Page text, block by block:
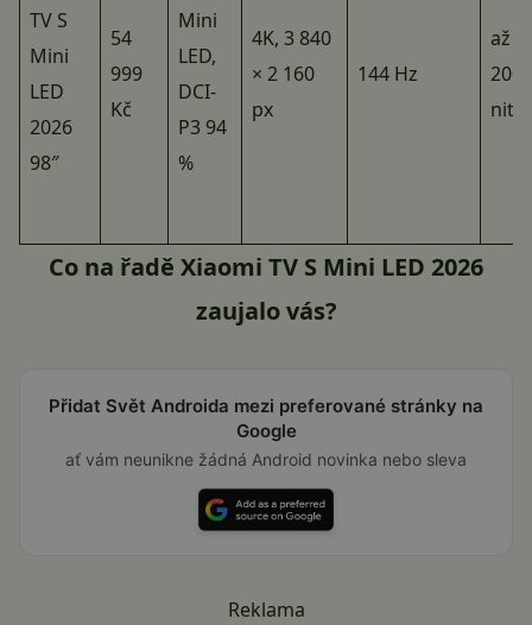
TV S
Mini
LED
2026
98″
54
999
Kč
Mini
LED,
DCI-
P3 94
%
4K, 3 840
× 2 160
px
144 Hz
až 1
200
nitů
Co na řadě Xiaomi TV S Mini LED 2026
zaujalo vás?
Přidat Svět Androida mezi preferované stránky na
Google
ať vám neunikne žádná Android novinka nebo sleva
Reklama